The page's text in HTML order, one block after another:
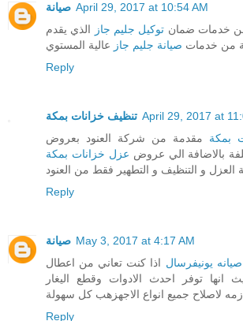
صيانة April 29, 2017 at 10:54 AM
من خدمات ضمان توكيل جليم جاز
الذي يقدم
من خدمات صيانة جليم جاز عالية المستوي
Reply
تنظيف خزانات بمكة April 29, 2017 at
بمكة مقدمة من شركة العنود بعروض
بالاضافة الي عروض عزل خزانات بمكة
العزل و التنظيف و التطهير فقط من العنود
Reply
صيانة May 3, 2017 at 4:17 AM
صيانه يونيفرسال اذا كنت تعاني من اعطال
انها توفر احدث الادوات وقطع اليغار
Reply